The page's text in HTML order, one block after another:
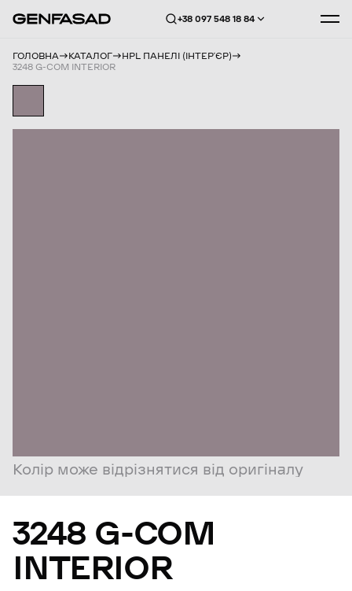
+38 097 548 18 84
ГОЛОВНА КАТАЛОГ
HPL ПАНЕЛІ (ІНТЕРʼЄР)
3248 G-COM INTERIOR
Колір може відрізнятися від оригіналу
3248 G-COM
INTERIOR